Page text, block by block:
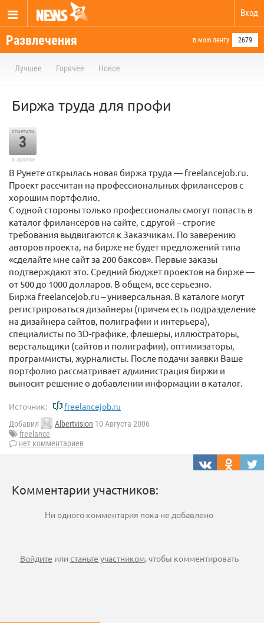
Вход
Развлечения в мою ленту 2679
Лучшее Горячее Новое
Биржа труда для профи
отметили
3
в архиве
В Рунете открылась новая биржа труда — freelancejob.ru.
Проект рассчитан на профессиональных фрилансеров с
хорошим портфолио.
С одной стороны только профессионалы смогут попасть в
каталог фрилансеров на сайте, с другой – строгие
требования выдвигаются к Заказчикам. По заверению
авторов проекта, на бирже не будет предложений типа
«сделайте мне сайт за 200 баксов». Первые заказы
подтверждают это. Средний бюджет проектов на бирже —
от 500 до 1000 долларов. В общем, все серьезно.
Биржа freelancejob.ru – универсальная. В каталоге могут
регистрироваться дизайнеры (причем есть подразделение
на дизайнера сайтов, полиграфии и интерьера),
специалисты по 3D-графике, флешеры, иллюстраторы,
верстальщики (сайтов и полиграфии), оптимизаторы,
программисты, журналисты. После подачи заявки Ваше
портфолио рассматривает администрация биржи и
выносит решение о добавлении информации в каталог.
Источник: freelancejob.ru
Добавил Albertvision 10 Августа 2006
freelance
нет комментариев
Комментарии участников:
Ни одного комментария пока не добавлено
Войдите илистаньте участником, чтобы комментировать